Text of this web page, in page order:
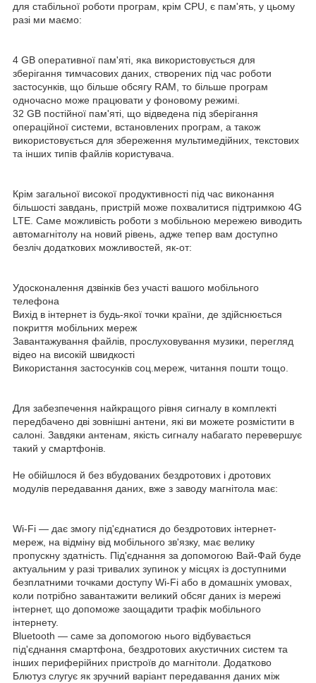
для стабільної роботи програм, крім CPU, є пам'ять, у цьому
разі ми маємо:
4 GB оперативної пам'яті, яка використовується для
зберігання тимчасових даних, створених під час роботи
застосунків, що більше обсягу RAM, то більше програм
одночасно може працювати у фоновому режимі.
32 GB постійної пам'яті, що відведена під зберігання
операційної системи, встановлених програм, а також
використовується для збереження мультимедійних, текстових
та інших типів файлів користувача.
Крім загальної високої продуктивності під час виконання
більшості завдань, пристрій може похвалитися підтримкою 4G
LTE. Саме можливість роботи з мобільною мережею виводить
автомагнітолу на новий рівень, адже тепер вам доступно
безліч додаткових можливостей, як-от:
Удосконалення дзвінків без участі вашого мобільного
телефона
Вихід в інтернет із будь-якої точки країни, де здійснюється
покриття мобільних мереж
Завантажування файлів, прослуховування музики, перегляд
відео на високій швидкості
Використання застосунків соц.мереж, читання пошти тощо.
Для забезпечення найкращого рівня сигналу в комплекті
передбачено дві зовнішні антени, які ви можете розмістити в
салоні. Завдяки антенам, якість сигналу набагато перевершує
такий у смартфонів.
Не обійшлося й без вбудованих бездротових і дротових
модулів передавання даних, вже з заводу магнітола має:
Wi-Fi — дає змогу під'єднатися до бездротових інтернет-
мереж, на відміну від мобільного зв'язку, має велику
пропускну здатність. Під'єднання за допомогою Вай-Фай буде
актуальним у разі тривалих зупинок у місцях із доступними
безплатними точками доступу Wi-Fi або в домашніх умовах,
коли потрібно завантажити великий обсяг даних із мережі
інтернет, що допоможе заощадити трафік мобільного
інтернету.
Bluetooth — саме за допомогою нього відбувається
під'єднання смартфона, бездротових акустичних систем та
інших периферійних пристроїв до магнітоли. Додатково
Блютуз слугує як зручний варіант передавання даних між